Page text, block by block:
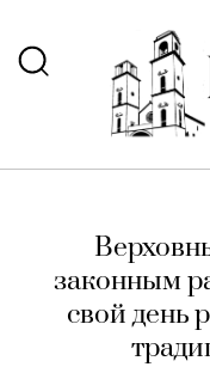
законным
свой день